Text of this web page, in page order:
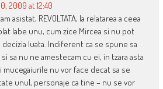
2009 at 12:40
asistat, REVOLTATA, la relatarea a ceea
labe unu, cum zice Mircea si nu pot
luata. Indiferent ca se spune sa
sa nu ne amestecam cu ei, in tzara asta
mucegaiurile nu vor face decat sa se
unul, personaje ca tine – nu se vor